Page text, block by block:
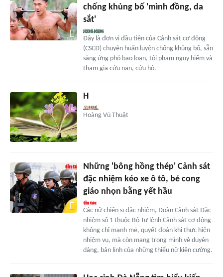
chống khủng bố 'mình đồng, da
sắt'
Đây là đơn vị đầu tiên của Cảnh sát cơ động
(CSCĐ) chuyên huấn luyện chống khủng bố, sẵn
sàng ứng phó bạo loạn, tội phạm nguy hiểm và
tham gia cứu nạn, cứu hộ.
H
Hoàng Vũ Thuật
Những 'bông hồng thép' Cảnh sát
đặc nhiệm kéo xe ô tô, bẻ cong
giáo nhọn bằng yết hầu
Các nữ chiến sĩ đặc nhiệm, Đoàn Cảnh sát Đặc
nhiệm số 1 thuộc Bộ Tư lệnh Cảnh sát cơ động
không chỉ mạnh mẽ, quyết đoán khi thực hiện
nhiệm vụ, mà còn mang trong mình vẻ duyên
dáng, bản lĩnh của những thiếu nữ kiên cường.